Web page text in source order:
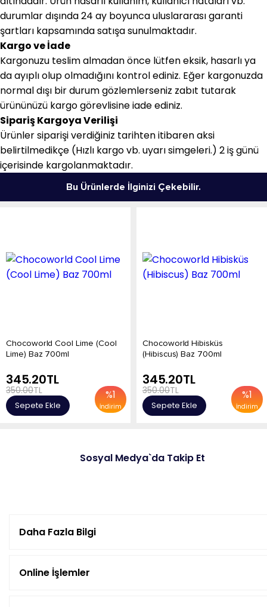
durumlar dışında 24 ay boyunca uluslararası garanti
şartları kapsamında satışa sunulmaktadır.
Kargo ve İade
Kargonuzu teslim almadan önce lütfen eksik, hasarlı ya
da ayıplı olup olmadığını kontrol ediniz. Eğer kargonuzda
normal dışı bir durum gözlemlerseniz zabıt tutarak
ürününüzü kargo görevlisine iade ediniz.
Sipariş Kargoya Verilişi
Ürünler siparişi verdiğiniz tarihten itibaren aksi
belirtilmedikçe (Hızlı kargo vb. uyarı simgeleri.) 2 iş günü
içerisinde kargolanmaktadır.
Bu Ürünlerde İlginizi Çekebilir.
Chocoworld Cool Lime (Cool
Lime) Baz 700ml
%1
İndirim
345.20TL
350.00TL
Sepete Ekle
Chocoworld Hibisküs
(Hibiscus) Baz 700ml
%1
İndirim
345.20TL
350.00TL
Sepete Ekle
Sosyal Medya`da Takip Et
Daha Fazla Bilgi
Online İşlemler